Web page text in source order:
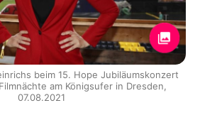
beim 15. Hope Jubiläumskonzert
am Königsufer in Dresden,
07.08.2021